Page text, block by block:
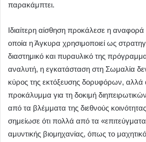
παρακάμπτει.
Ιδιαίτερη αίσθηση προκάλεσε η
οποία η Άγκυρα χρησιμοποιεί ως
διαστημικό και πυραυλικό της
αναλυτή, η εγκατάσταση στη Σωμαλία
κύρος της εκτόξευσης δορυφόρων, αλλά
προκάλυμμα για τη δοκιμή
από τα βλέμματα της διεθνούς
σημείωσε ότι πολλά από τα
αμυντικής βιομηχανίας, όπως το